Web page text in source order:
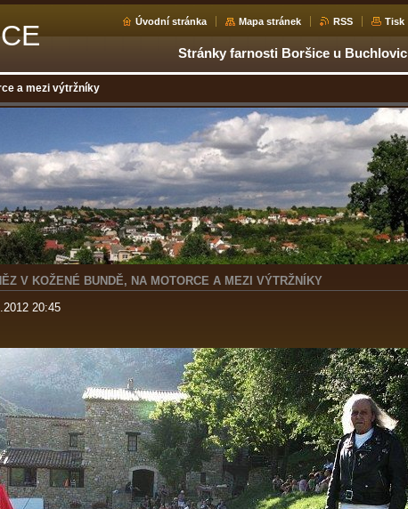
Úvodní stránka Mapa stránek RSS Tisk
Stránky farnosti Boršice u Buchlovic
a mezi výtržníky
V KOŽENÉ BUNDĚ, NA MOTORCE A MEZI VÝTRŽNÍKY
20:45